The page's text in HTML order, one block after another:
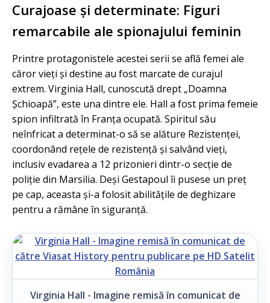
Curajoase și determinate: Figuri
remarcabile ale spionajului feminin
Printre protagonistele acestei serii se află femei ale
căror vieți și destine au fost marcate de curajul
extrem. Virginia Hall, cunoscută drept „Doamna
Șchioapă”, este una dintre ele. Hall a fost prima femeie
spion infiltrată în Franța ocupată. Spiritul său
neînfricat a determinat-o să se alăture Rezistenței,
coordonând rețele de rezistență și salvând vieți,
inclusiv evadarea a 12 prizonieri dintr-o secție de
poliție din Marsilia. Deși Gestapoul îi pusese un preț
pe cap, aceasta și-a folosit abilitățile de deghizare
pentru a rămâne în siguranță.
Virginia Hall - Imagine remisă în comunicat de